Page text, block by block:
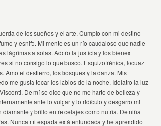
de los sueños y el arte. Cumplo con mi destino
y esnifo. Mi mente es un río caudaloso que nadie
lágrimas a solas. Adoro la justicia y los bienes
si no consigo lo que busco. Esquizofrénica, locuaz
Amo el destierro, los bosques y la danza. Mis
me gusta tocar los labios de la noche. Idolatro la luz
De mí se dice que no me harto de belleza y
ante lo vulgar y lo ridículo y desgarro mi
y brillo entre celajes como nutria. De niña
Nunca mi espada está enfundada y he aprendido